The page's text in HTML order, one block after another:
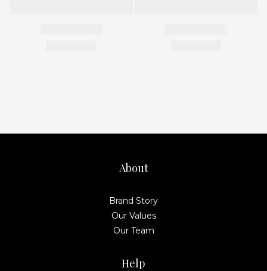
About
Brand Story
Our Values
Our Team
Help